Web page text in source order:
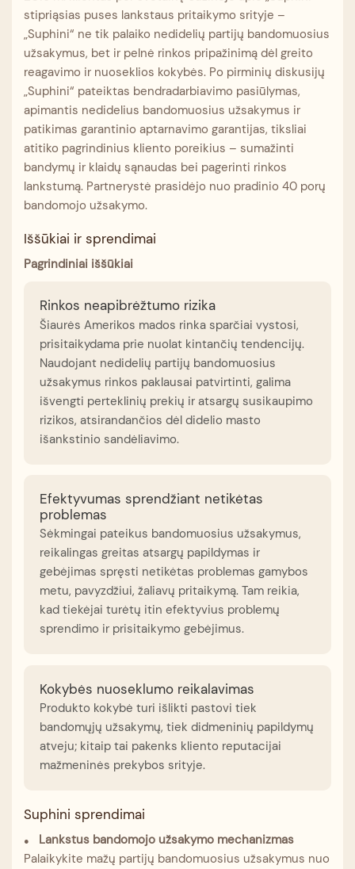
stipriąsias puses lankstaus pritaikymo srityje –
„Suphini“ ne tik palaiko nedidelių partijų bandomuosius
užsakymus, bet ir pelnė rinkos pripažinimą dėl greito
reagavimo ir nuoseklios kokybės. Po pirminių diskusijų
„Suphini“ pateiktas bendradarbiavimo pasiūlymas,
apimantis nedidelius bandomuosius užsakymus ir
patikimas garantinio aptarnavimo garantijas, tiksliai
atitiko pagrindinius kliento poreikius – sumažinti
bandymų ir klaidų sąnaudas bei pagerinti rinkos
lankstumą. Partnerystė prasidėjo nuo pradinio 40 porų
bandomojo užsakymo.
Iššūkiai ir sprendimai
Pagrindiniai iššūkiai
Rinkos neapibrėžtumo rizika
Šiaurės Amerikos mados rinka sparčiai vystosi,
prisitaikydama prie nuolat kintančių tendencijų.
Naudojant nedidelių partijų bandomuosius
užsakymus rinkos paklausai patvirtinti, galima
išvengti perteklinių prekių ir atsargų susikaupimo
rizikos, atsirandančios dėl didelio masto
išankstinio sandėliavimo.
Efektyvumas sprendžiant netikėtas
problemas
Sėkmingai pateikus bandomuosius užsakymus,
reikalingas greitas atsargų papildymas ir
gebėjimas spręsti netikėtas problemas gamybos
metu, pavyzdžiui, žaliavų pritaikymą. Tam reikia,
kad tiekėjai turėtų itin efektyvius problemų
sprendimo ir prisitaikymo gebėjimus.
Kokybės nuoseklumo reikalavimas
Produkto kokybė turi išlikti pastovi tiek
bandomųjų užsakymų, tiek didmeninių papildymų
atveju; kitaip tai pakenks kliento reputacijai
mažmeninės prekybos srityje.
Suphini sprendimai
●
Lankstus bandomojo užsakymo mechanizmas
Palaikykite mažų partijų bandomuosius užsakymus nuo